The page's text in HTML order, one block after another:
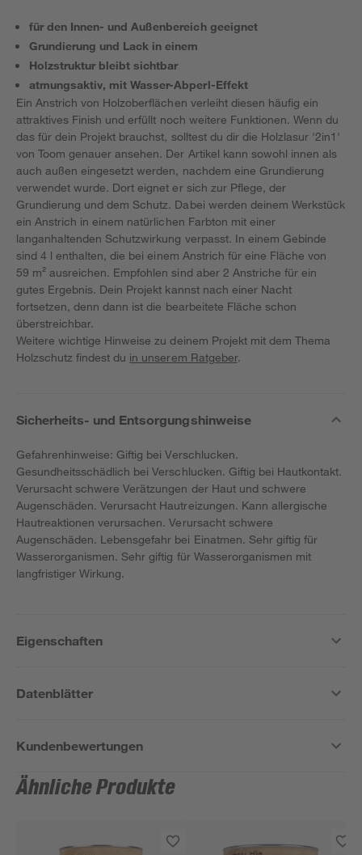
für den Innen- und Außenbereich geeignet
Grundierung und Lack in einem
Holzstruktur bleibt sichtbar
atmungsaktiv, mit Wasser-Abperl-Effekt
Ein Anstrich von Holzoberflächen verleiht diesen häufig ein
attraktives Finish und erfüllt noch weitere Funktionen. Wenn du
das für dein Projekt brauchst, solltest du dir die Holzlasur '2in1'
von Toom genauer ansehen. Der Artikel kann sowohl innen als
auch außen eingesetzt werden, nachdem eine Grundierung
verwendet wurde. Dort eignet er sich zur Pflege, der
Grundierung und dem Schutz. Dabei werden deinem Werkstück
ein Anstrich in einem natürlichen Farbton mit einer
langanhaltenden Schutzwirkung verpasst. In einem Gebinde
sind 4 l enthalten, die bei einem Anstrich für eine Fläche von
59 m² ausreichen. Empfohlen sind aber 2 Anstriche für ein
gutes Ergebnis. Dein Projekt kannst nach einer Nacht
fortsetzen, denn dann ist die bearbeitete Fläche schon
überstreichbar.
Weitere wichtige Hinweise zu deinem Projekt mit dem Thema
Holzschutz findest du in unserem Ratgeber.
Sicherheits- und Entsorgungshinweise
Gefahrenhinweise: Giftig bei Verschlucken.
Gesundheitsschädlich bei Verschlucken. Giftig bei Hautkontakt.
Verursacht schwere Verätzungen der Haut und schwere
Augenschäden. Verursacht Hautreizungen. Kann allergische
Hautreaktionen verursachen. Verursacht schwere
Augenschäden. Lebensgefahr bei Einatmen. Sehr giftig für
Wasserorganismen. Sehr giftig für Wasserorganismen mit
langfristiger Wirkung.
Eigenschaften
Datenblätter
Kundenbewertungen
Ähnliche Produkte